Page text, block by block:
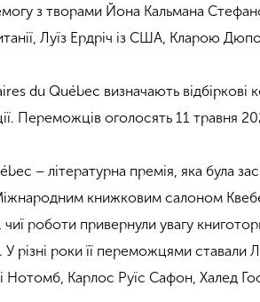
з творами Йона Кальмана
Луїз Ердріч із США, Кларою
du Québec визначають відбіркові
Переможців оголосять 11 травня
– літературна премія, яка була
книжковим салоном
роботи привернули увагу
різні роки її переможцями ставали
Нотомб, Карлос Руїс Сафон, Халед